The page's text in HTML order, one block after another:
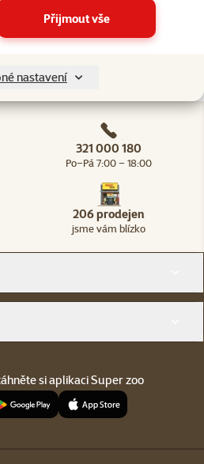
Přijmout vše
nastavení
Nenalezeny žádné produkty
321 000 180
Po–Pá 7:00 – 18:00
206 prodejen
jsme vám blízko
si aplikaci Super zoo